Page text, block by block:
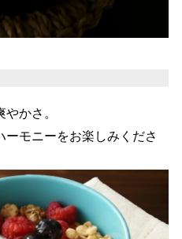
かさ。
モニーをお楽しみくださ